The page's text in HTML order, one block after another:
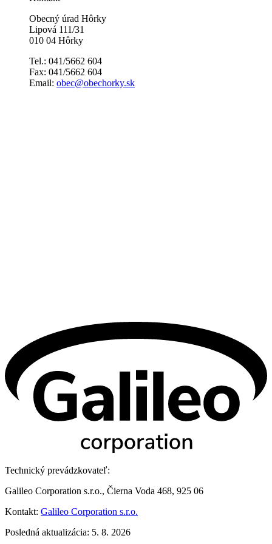
Obecný úrad Hôrky
Lipová 111/31
010 04 Hôrky
Tel.: 041/5662 604
Fax: 041/5662 604
Email: obec@obechorky.sk
Technický prevádzkovateľ:
Galileo Corporation s.r.o., Čierna Voda 468, 925 06
Kontakt: Galileo Corporation s.r.o.
Posledná aktualizácia: 5. 8. 2026